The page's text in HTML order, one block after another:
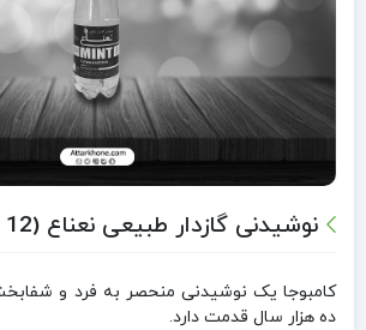
نوشیدنی گازدار طبیعی نعناع (12 عدد)
کامبوجا یک نوشیدنی منحصر به فرد و
ده هزار سال قدمت دارد.